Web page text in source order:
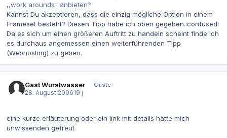
,,work arounds" anbieten?
Kannst Du akzeptieren, dass die einzig mögliche Option in einem
Frameset besteht? Diesen Tipp habe ich oben gegeben.:confused:
Da es sich um einen größeren Auftritt zu handeln scheint finde ich
es durchaus angemessen einen weiterführenden Tipp
(Webhosting) zu geben.
Gast Wurstwasser
Gäste
28. August 200619 j
eine kurze erläuterung oder ein link mit details hätte mich
unwissenden gefreut